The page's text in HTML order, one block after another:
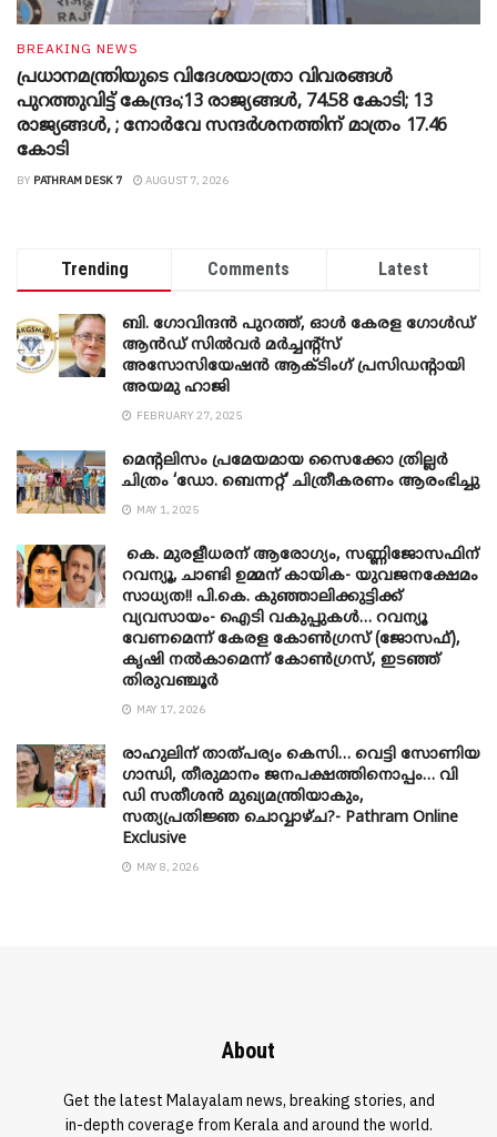
BREAKING NEWS
പ്രധാനമന്ത്രിയുടെ വിദേശയാത്രാ വിവരങ്ങൾ
പുറത്തുവിട്ട് കേന്ദ്രം;13 രാജ്യങ്ങൾ, 74.58 കോടി; 13
രാജ്യങ്ങൾ, ; നോർവേ സന്ദർശനത്തിന് മാത്രം 17.46
കോടി
BY PATHRAM DESK 7 AUGUST 7, 2026
Trending Comments Latest
ബി. ​ഗോവിന്ദൻ പുറത്ത്, ഓൾ കേരള ഗോൾഡ്
ആൻഡ് സിൽവർ മർച്ചന്റ്സ്
അസോസിയേഷൻ ആക്ടിംഗ് പ്രസിഡന്റായി
അയമു ഹാജി
FEBRUARY 27, 2025
മെന്‍റലിസം പ്രമേയമായ സൈക്കോ ത്രില്ലർ
ചിത്രം ‘ഡോ. ബെന്നറ്റ്’ ചിത്രീകരണം ആരംഭിച്ചു
MAY 1, 2025
കെ. മുരളീധരന് ആരോഗ്യം, സണ്ണിജോസഫിന്
റവന്യൂ, ചാണ്ടി ഉമ്മന് കായിക- യുവജനക്ഷേമം
സാധ്യത!! പി.കെ. കുഞ്ഞാലിക്കുട്ടിക്ക്
വ്യവസായം- ഐടി വകുപ്പുകൾ… റവന്യൂ
വേണമെന്ന് കേരള കോൺഗ്രസ് (ജോസഫ്),
കൃഷി നൽകാമെന്ന് കോൺഗ്രസ്, ഇടഞ്ഞ്
തിരുവഞ്ചൂർ
MAY 17, 2026
രാഹുലിന് താത്പര്യം കെസി… വെട്ടി സോണിയ
​ഗാന്ധി, തീരുമാനം ജനപക്ഷത്തിനൊപ്പം… വി
ഡി സതീശൻ മുഖ്യമന്ത്രിയാകും,
സത്യപ്രതിജ്ഞ ചൊവ്വാഴ്ച?- Pathram Online
Exclusive
MAY 8, 2026
About
Get the latest Malayalam news, breaking stories, and
in-depth coverage from Kerala and around the world.